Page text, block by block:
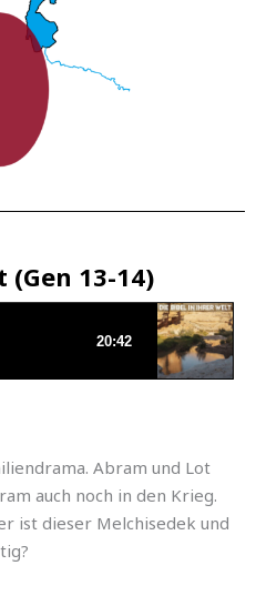
(Gen 13-14)
Abram und Lot
auch noch in den Krieg.
ist dieser Melchisedek und